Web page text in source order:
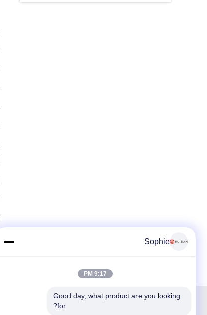
Sophie
9:17 PM
Good day, what product are you looking
for?